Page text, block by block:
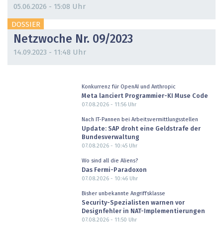
05.06.2026 - 15:08 Uhr
DOSSIER
Netzwoche Nr. 09/2023
14.09.2023 - 11:48 Uhr
Konkurrenz für OpenAI und Anthropic
Meta lanciert Programmier-KI Muse Code
07.08.2026 - 11:56Uhr
Nach IT-Pannen bei Arbeitsvermittlungsstellen
Update: SAP droht eine Geldstrafe der
Bundesverwaltung
07.08.2026 - 10:45Uhr
Wo sind all die Aliens?
Das Fermi-Paradoxon
07.08.2026 - 10:46Uhr
Bisher unbekannte Angriffsklasse
Security-Spezialisten warnen vor
Designfehler in NAT-Implementierungen
07.08.2026 - 11:50 Uhr